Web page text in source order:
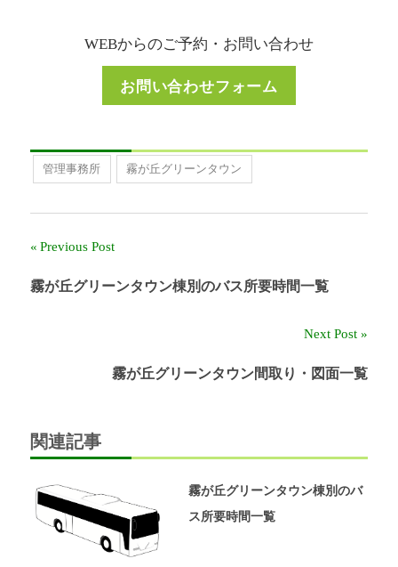
WEBからのご予約・お問い合わせ
お問い合わせフォーム
管理事務所 霧が丘グリーンタウン
投
稿
シ
ョ
ン
Previous Post
霧が丘グリーンタウン棟別のバス所要時間一覧
Next Post
霧が丘グリーンタウン間取り・図面一覧
関連記事
霧が丘グリーンタウン棟別のバ
ス所要時間一覧